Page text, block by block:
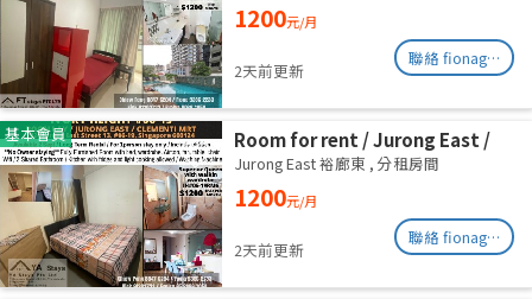
Available Sept 2
1200元/月
2天前更新
聯絡 fionag@transinex.com.sg
基本會員
Room for rent / Jurong East /
Common room / 1pax stay /
Available 2 Sept
Jurong East 裕廊東 , 分租房間
1200元/月
2天前更新
聯絡 fionag@transinex.com.sg